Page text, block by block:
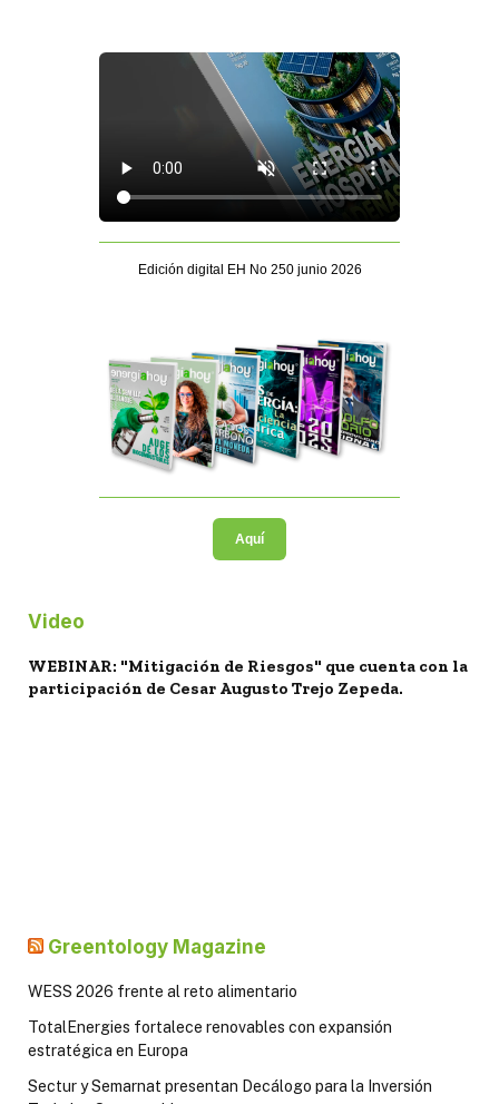
Edición digital EH No 250 junio 2026
Aquí
Video
WEBINAR: "Mitigación de Riesgos" que cuenta con la
participación de Cesar Augusto Trejo Zepeda.
Greentology Magazine
WESS 2026 frente al reto alimentario
TotalEnergies fortalece renovables con expansión
estratégica en Europa
Sectur y Semarnat presentan Decálogo para la Inversión